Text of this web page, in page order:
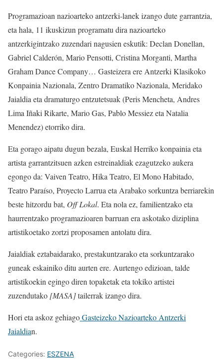
Programazioan nazioarteko antzerki-lanek izango dute garrantzia,
eta hala, 11 ikuskizun programatu dira nazioarteko
antzerkigintzako zuzendari nagusien eskutik: Declan Donellan,
Gabriel Calderón, Mario Pensotti, Cristina Morganti, Martha
Graham Dance Company… Gasteizera ere Antzerki Klasikoko
Konpainia Nazionala, Zentro Dramatiko Nazionala, Meridako
Jaialdia eta dramaturgo entzutetsuak (Peris Mencheta, Andres
Lima Iñaki Rikarte, Mario Gas, Pablo Messiez eta Natalia
Menendez) etorriko dira.
Eta gorago aipatu dugun bezala, Euskal Herriko konpainia eta
artista garrantzitsuen azken estreinaldiak ezagutzeko aukera
egongo da: Vaiven Teatro, Hika Teatro, El Mono Habitado,
Teatro Paraíso, Proyecto Larrua eta Arabako sorkuntza berriarekin
beste hitzordu bat, Off Lokal. Eta nola ez, familientzako eta
haurrentzako programazioaren barruan era askotako diziplina
artistikoetako zortzi proposamen antolatu dira.
Jaialdiak eztabaidarako, prestakuntzarako eta sorkuntzarako
guneak eskainiko ditu aurten ere. Aurtengo edizioan, talde
artistikoekin egingo diren topaketak eta tokiko artistei
zuzendutako [MASA]tailerrak izango dira.
Hori eta askoz gehiagoGasteizeko Nazioarteko Antzerki
Jaialdian.
Categories: ESZENA